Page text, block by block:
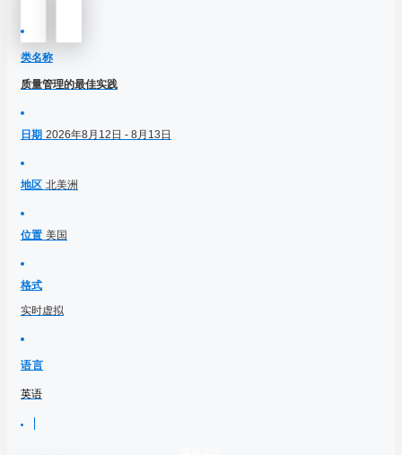
类名称
质量管理的最佳实践
日期 2026年8月12日 - 8月13日
地区 北美洲
位置 美国
格式
实时虚拟
语言
英语